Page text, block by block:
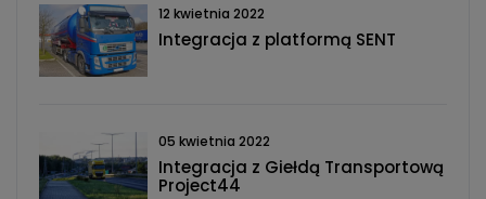
12 kwietnia 2022
Integracja z platformą SENT
05 kwietnia 2022
Integracja z Giełdą Transportową
Project44